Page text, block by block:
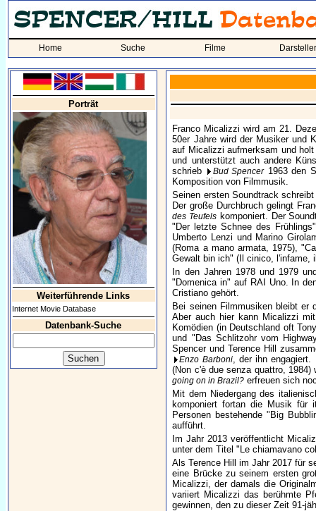
Home Suche Filme Darsteller
Porträt
Weiterführende Links
Internet Movie Database
Datenbank-Suche
Franco Micalizzi wird am 21.
50er Jahre wird der Musiker und
auf Micalizzi aufmerksam und
und unterstützt auch andere
schrieb
Bud Spencer1963 den
Komposition von Filmmusik.
Seinen ersten Soundtrack
Der große Durchbruch gelingt
des Teufels komponiert. Der
"Der letzte Schnee des
Umberto Lenzi und Marino
(Roma a mano armata, 1975),
Gewalt bin ich" (Il cinico, l'infame,
In den Jahren 1978 und 1979
"Domenica in" auf RAI Uno. In
Cristiano gehört.
Bei seinen Filmmusiken bleibt er
Aber auch hier kann Micalizzi
Komödien (in Deutschland oft
und "Das Schlitzohr vom
Spencer und Terence Hill
Enzo Barboni, der ihn
(Non c'è due senza quattro,
going on in Brazil? erfreuen sich
Mit dem Niedergang des
komponiert fortan die Musik für
Personen bestehende "Big
aufführt.
Im Jahr 2013 veröffentlicht
unter dem Titel "Le chiamavano
Als Terence Hill im Jahr 2017 für
eine Brücke zu seinem ersten
Micalizzi, der damals die
variiert Micalizzi das berühmte
gewinnen, den zu dieser Zeit 91-